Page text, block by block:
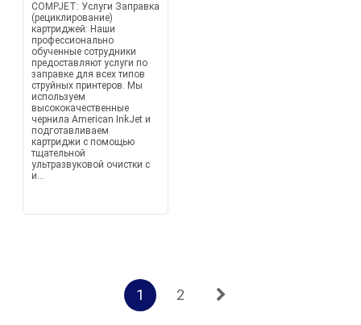
COMPJET: Услуги Заправка
(рециклирование)
картриджей: Наши
профессионально
обученные сотрудники
предоставляют услуги по
заправке для всех типов
струйных принтеров. Мы
используем
высококачественные
чернила American InkJet и
подготавливаем
картриджи с помощью
тщательной
ультразвуковой очистки с
и...
1 2